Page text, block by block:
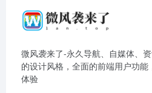
微风袭来了-永久导航、自媒体、
的设计风格，全面的前端用户功
体验